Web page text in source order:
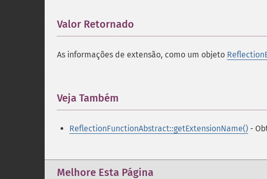
Valor Retornado
As informações de extensão, como um objeto
Veja Também
ReflectionFunctionAbstract::getExtensionName() -
Melhore Esta Página